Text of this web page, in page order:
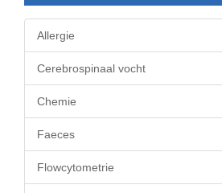
Allergie
Cerebrospinaal vocht
Chemie
Faeces
Flowcytometrie